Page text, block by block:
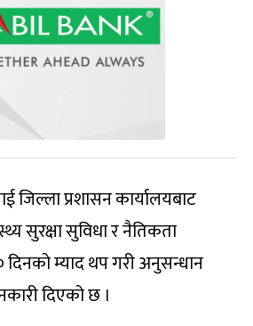
जिल्ला प्रशासन कार्यालयबाट
सुरक्षा सुविधा र नैतिकता
म्याद थप गरी अनुसन्धान
दिएको छ ।